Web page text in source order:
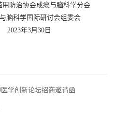
成瘾与脑科学分会
研讨会组委会
30日
学创新论坛招商邀请函